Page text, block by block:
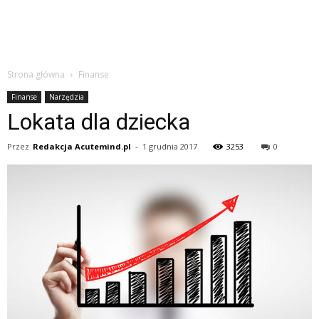
Strona główna Finanse
Finanse Narzędzia
Lokata dla dziecka
Przez Redakcja Acutemind.pl - 1 grudnia 2017 3253 0